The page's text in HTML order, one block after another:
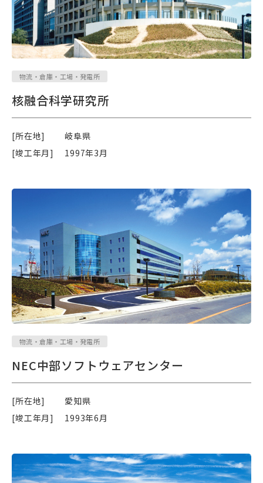
物流・倉庫・工場・発電所
核融合科学研究所
[所在地]
岐阜県
[竣工年月]
1997年3月
物流・倉庫・工場・発電所
NEC中部ソフトウェアセンター
[所在地]
愛知県
[竣工年月]
1993年6月